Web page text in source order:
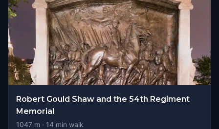
Robert Gould Shaw and the 54th Regiment
Memorial
1047 m · 14 min walk